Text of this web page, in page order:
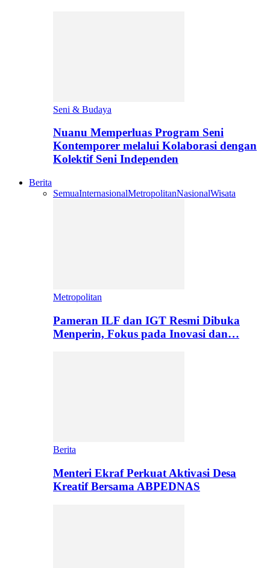
Seni & Budaya
Nuanu Memperluas Program Seni
Kontemporer melalui Kolaborasi dengan
Kolektif Seni Independen
Berita
SemuaInternasionalMetropolitanNasionalWisata
Metropolitan
Pameran ILF dan IGT Resmi Dibuka
Menperin, Fokus pada Inovasi dan…
Berita
Menteri Ekraf Perkuat Aktivasi Desa
Kreatif Bersama ABPEDNAS